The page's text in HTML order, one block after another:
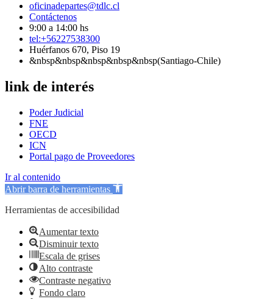
oficinadepartes@tdlc.cl
Contáctenos
9:00 a 14:00 hs
tel:+56227538300
Huérfanos 670, Piso 19
&nbsp&nbsp&nbsp&nbsp&nbsp(Santiago-Chile)
link de interés
Poder Judicial
FNE
OECD
ICN
Portal pago de Proveedores
Ir al contenido
Abrir barra de herramientas
Herramientas de accesibilidad
Aumentar texto
Disminuir texto
Escala de grises
Alto contraste
Contraste negativo
Fondo claro